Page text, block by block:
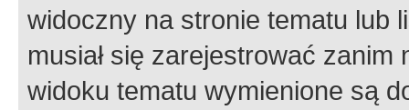
widoczny na stronie tematu lub
musiał się zarejestrować
widoku tematu wymienione są